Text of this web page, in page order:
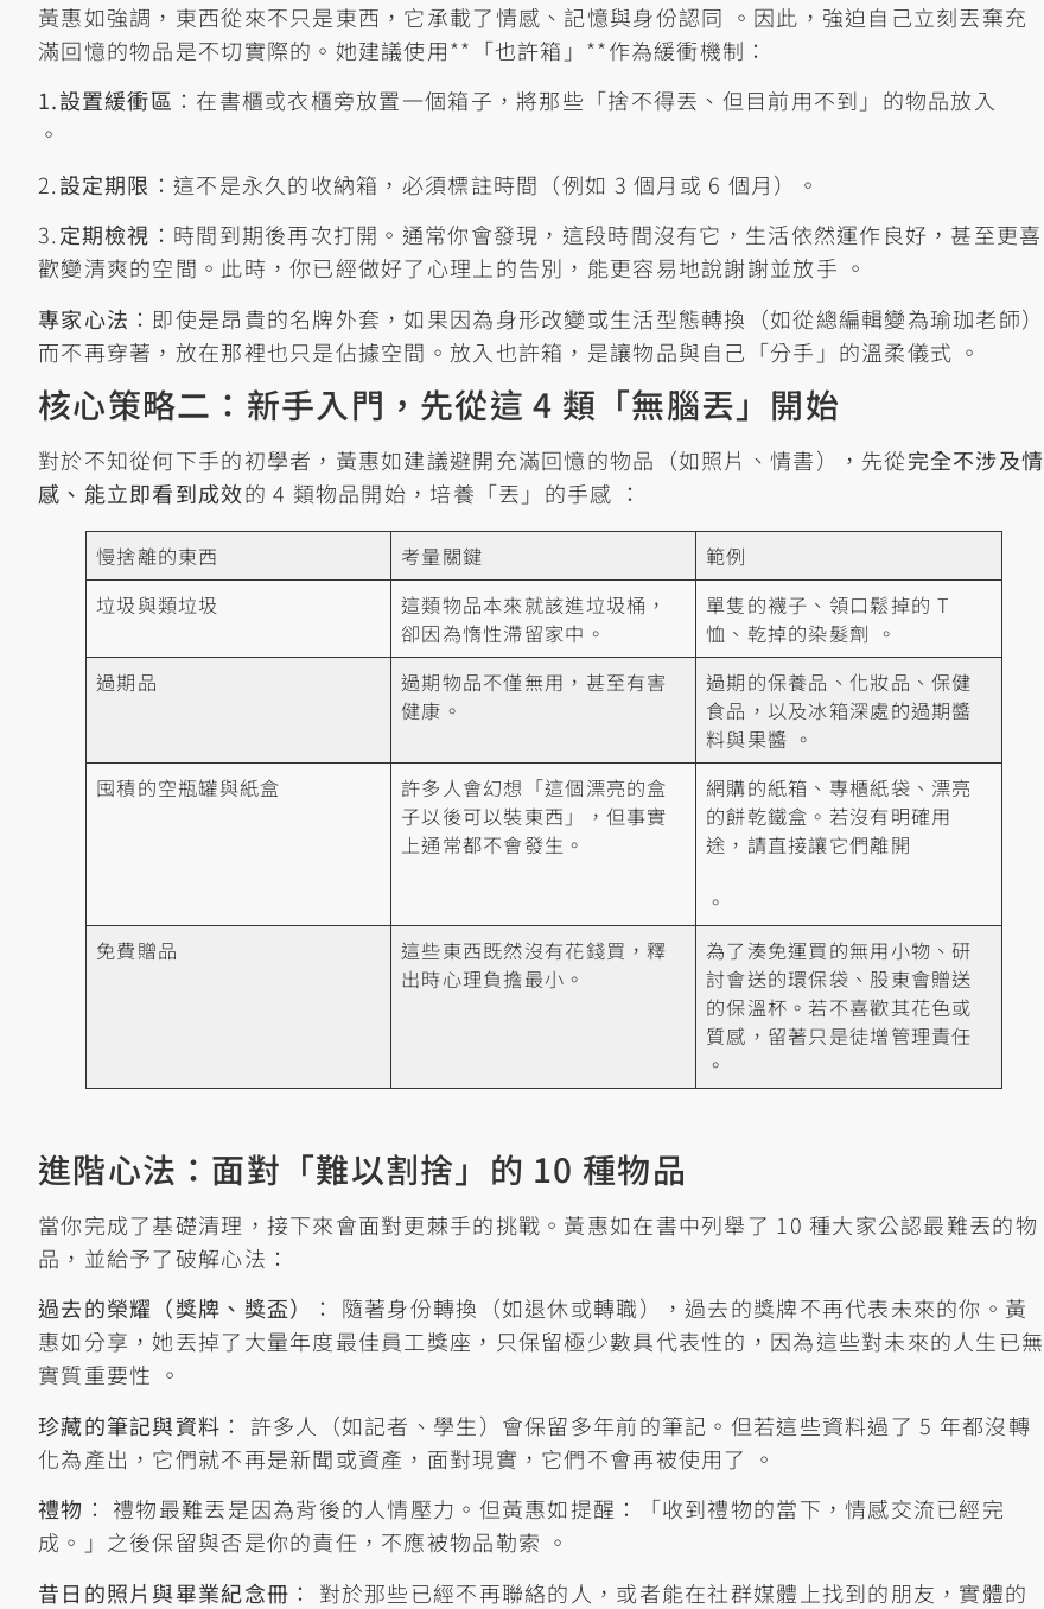
黃惠如強調，東西從來不只是東西，它承載了情感、記憶與身份認同 。因此，強迫自己立刻丟棄充
滿回憶的物品是不切實際的。她建議使用**「也許箱」**作為緩衝機制：
1.設置緩衝區 ：在書櫃或衣櫃旁放置一個箱子，將那些「捨不得丟、但目前用不到」的物品放入
。
2.設定期限 ：這不是永久的收納箱，必須標註時間（例如 3 個月或 6 個月）。
3.定期檢視 ：時間到期後再次打開。通常你會發現，這段時間沒有它，生活依然運作良好，甚至更喜
歡變清爽的空間。此時，你已經做好了心理上的告別，能更容易地說謝謝並放手 。
專家心法 ：即使是昂貴的名牌外套，如果因為身形改變或生活型態轉換（如從總編輯變為瑜珈老師）
而不再穿著，放在那裡也只是佔據空間。放入也許箱，是讓物品與自己「分手」的溫柔儀式 。
核心策略二：新手入門，先從這 4 類「無腦丟」開始
對於不知從何下手的初學者，黃惠如建議避開充滿回憶的物品（如照片、情書），先從完全不涉及情
感、能立即看到成效的 4 類物品開始，培養「丟」的手感 ：
慢捨離的東西 考量關鍵
範例
垃圾與類垃圾
這類物品本來就該進垃圾桶，
卻因為惰性滯留家中。
單隻的襪子、領口鬆掉的 T
恤、乾掉的染髮劑 。
過期品
過期物品不僅無用，甚至有害
健康。
過期的保養品、化妝品、保健
食品，以及冰箱深處的過期醬
料與果醬 。
囤積的空瓶罐與紙盒
許多人會幻想「這個漂亮的盒
子以後可以裝東西」，但事實
上通常都不會發生。
網購的紙箱、專櫃紙袋、漂亮
的餅乾鐵盒。若沒有明確用
途，請直接讓它們離開
。
免費贈品
這些東西既然沒有花錢買，釋
出時心理負擔最小。
為了湊免運買的無用小物、研
討會送的環保袋、股東會贈送
的保溫杯。若不喜歡其花色或
質感，留著只是徒增管理責任
。
進階心法：面對「難以割捨」的 10 種物品
當你完成了基礎清理，接下來會面對更棘手的挑戰。黃惠如在書中列舉了 10 種大家公認最難丟的物
品，並給予了破解心法：
過去的榮耀（獎牌、獎盃）
： 隨著身份轉換（如退休或轉職），過去的獎牌不再代表未來的你。黃
惠如分享，她丟掉了大量年度最佳員工獎座，只保留極少數具代表性的，因為這些對未來的人生已無
實質重要性 。
珍藏的筆記與資料 ： 許多人（如記者、學生）會保留多年前的筆記。但若這些資料過了 5 年都沒轉
化為產出，它們就不再是新聞或資產，面對現實，它們不會再被使用了 。
禮物 ： 禮物最難丟是因為背後的人情壓力。但黃惠如提醒：「收到禮物的當下，情感交流已經完
成。」之後保留與否是你的責任，不應被物品勒索 。
昔日的照片與畢業紀念冊 ： 對於那些已經不再聯絡的人，或者能在社群媒體上找到的朋友，實體的